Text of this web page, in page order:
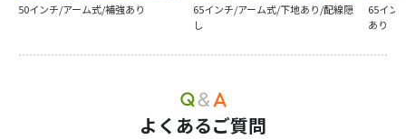
50インチ/アーム式/補強あり
65インチ/アーム式/下地あり/配線隠
し
65イン
あり
よくあるご質問